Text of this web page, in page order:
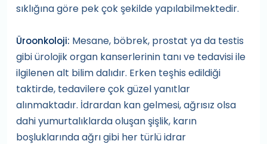
sıklığına göre pek çok şekilde yapılabilmektedir.
Üroonkoloji: Mesane, böbrek, prostat ya da testis
gibi ürolojik organ kanserlerinin tanı ve tedavisi ile
ilgilenen alt bilim dalıdır. Erken teşhis edildiği
taktirde, tedavilere çok güzel yanıtlar
alınmaktadır. İdrardan kan gelmesi, ağrısız olsa
dahi yumurtalıklarda oluşan şişlik, karın
boşluklarında ağrı gibi her türlü idrar